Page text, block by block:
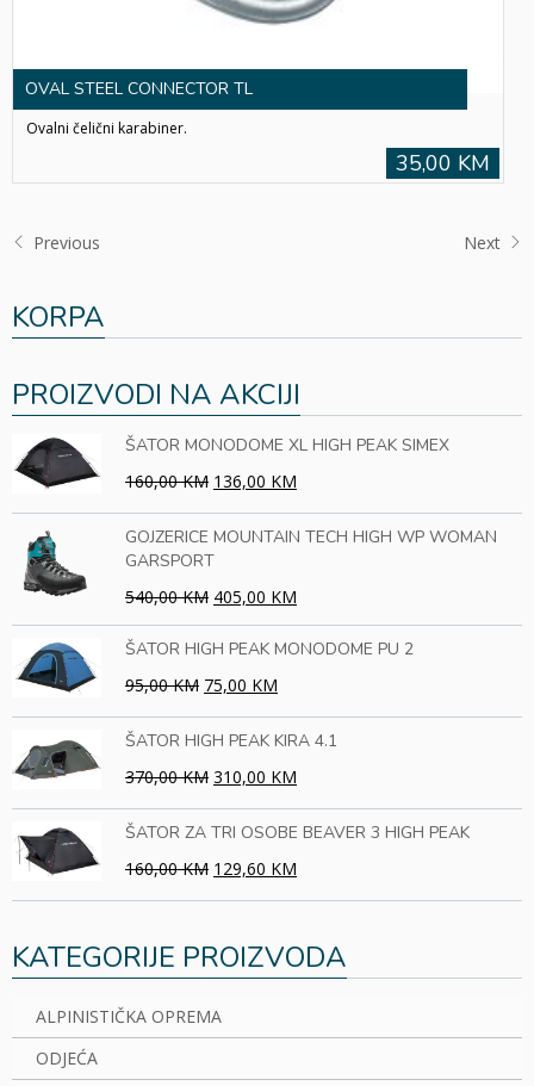
OVAL STEEL CONNECTOR TL
Ovalni čelični karabiner.
35,00 KM
Previous Next
KORPA
PROIZVODI NA AKCIJI
ŠATOR MONODOME XL HIGH PEAK SIMEX
160,00 KM 136,00 KM
GOJZERICE MOUNTAIN TECH HIGH WP WOMAN
GARSPORT
540,00 KM 405,00 KM
ŠATOR HIGH PEAK MONODOME PU 2
95,00 KM 75,00 KM
ŠATOR HIGH PEAK KIRA 4.1
370,00 KM 310,00 KM
ŠATOR ZA TRI OSOBE BEAVER 3 HIGH PEAK
160,00 KM 129,60 KM
KATEGORIJE PROIZVODA
ALPINISTIČKA OPREMA
ODJEĆA